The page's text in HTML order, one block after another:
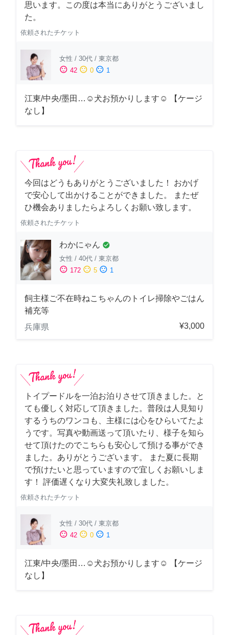
思います。この度は本当にありがとうございまし
た。
依頼されたチケット
女性 / 30代 / 東京都
sentiment_satisfied 42 sentiment_neutral 0 sentiment_dissatisfied 1
江東/中央/墨田…☺︎犬お預かりします☺︎ 【ケージ
なし】
今回はどうもありがとうございました！ おかげ
で安心して出かけることができました。 またぜ
ひ機会ありましたらよろしくお願い致します。
依頼されたチケット
わかにゃん check_circle
女性 / 40代 / 東京都
sentiment_satisfied 172 sentiment_neutral 5 sentiment_dissatisfied 1
飼主様ご不在時ねこちゃんのトイレ掃除やごはん
補充等
兵庫県
¥3,000
トイプードルを一泊お泊りさせて頂きました。と
ても優しく対応して頂きました。普段は人見知り
するうちのワンコも、主様には心をひらいてたよ
うです。写真や動画送って頂いたり、様子を知ら
せて頂けたのでこちらも安心して預ける事ができ
ました。ありがとうございます。 また夏に長期
で預けたいと思っていますので宜しくお願いしま
す！ 評価遅くなり大変失礼致しました。
依頼されたチケット
女性 / 30代 / 東京都
sentiment_satisfied 42 sentiment_neutral 0 sentiment_dissatisfied 1
江東/中央/墨田…☺︎犬お預かりします☺︎ 【ケージ
なし】